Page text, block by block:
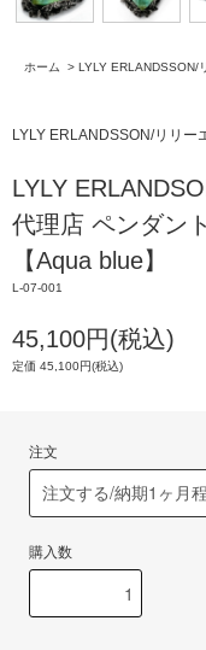
ホーム > LYLY ERLANDSSON/
LYLY ERLANDSSON/リリー
LYLY
代理店 ペンダン
【Aqua blue】
L-07-001
45,100円(税込)
定価 45,100円(税込)
注文
購入数